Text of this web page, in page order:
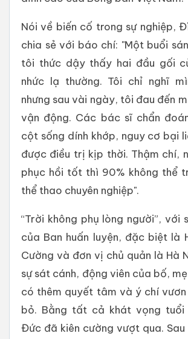
Nói về biến cố trong sự nghiệp,
chia sẻ với báo chí: "Một buổi
tôi thức dậy thấy hai đầu gối
nhức lạ thường. Tôi chỉ nghĩ
nhưng sau vài ngày, tôi đau đến
vận động. Các bác sĩ chẩn
cột sống dính khớp, nguy cơ bại
được điều trị kịp thời. Thậm chí,
phục hồi tốt thì 90% không thể
thể thao chuyên nghiệp".
“Trời không phụ lòng người”, với
của Ban huấn luyện, đặc biệt là
Cường và đơn vị chủ quản là Hà
sự sát cánh, động viên của bố,
có thêm quyết tâm và ý chí
bỏ. Bằng tất cả khát vọng tuổi
Đức đã kiên cường vượt qua. Sau